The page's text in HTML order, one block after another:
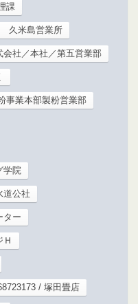
課
久米島営業所
社／本社／第五営業部
事業本部製粉営業部
学院
道公社
ター
/ 塚田畳店